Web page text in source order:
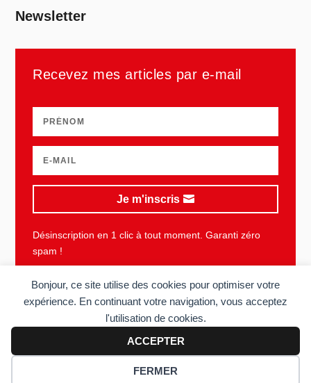
Bonjour, ce site utilise des cookies pour optimiser votre
expérience. En continuant votre navigation, vous acceptez
l'utilisation de cookies.
ACCEPTER
FERMER
Newsletter
Recevez mes articles par e-mail
Je m'inscris
Désinscription en 1 clic à tout moment. Garanti zéro
spam !
Plan du site Mentions légales Vie privée
Copyright © 2006-2026 Sens du client. Tous droits réservés. Réalisé
parAcolyte.